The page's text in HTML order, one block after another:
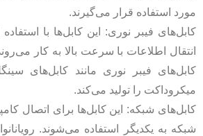
مورد استفاده قرار می‌گیرند.
کابل‌های فیبر نوری: این کابل‌ها با
انتقال اطلاعات با سرعت بالا به کار
کابل‌های فیبر نوری مانند کابل‌های
میکروداکت را تولید می‌کند.
کابل‌های شبکه: این کابل‌ها برای اتصال
شبکه به یکدیگر استفاده می‌شوند.